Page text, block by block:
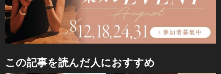
この記事を読んだ人におすすめ